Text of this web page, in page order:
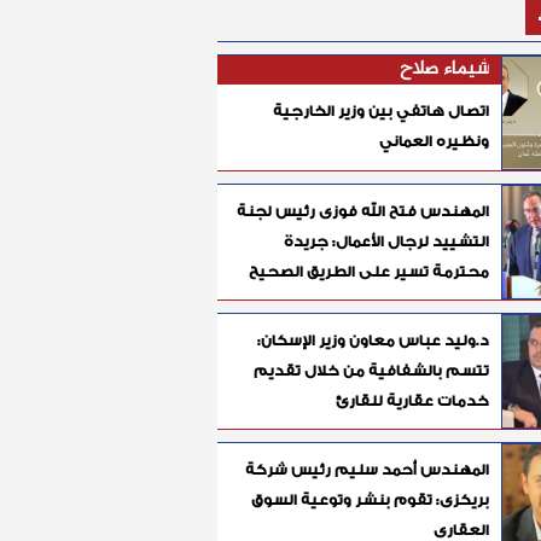
شيماء صلاح
اتصال هاتفي بين وزير الخارجية
ونظيره العماني
المهندس فتح الله فوزى رئيس لجنة
التشييد لرجال الأعمال: جريدة
محترمة تسير على الطريق الصحيح
د.وليد عباس معاون وزير الإسكان:
تتسم بالشفافية من خلال تقديم
خدمات عقارية للقارئ
المهندس أحمد سليم رئيس شركة
بريكزى: تقوم بنشر وتوعية السوق
العقارى